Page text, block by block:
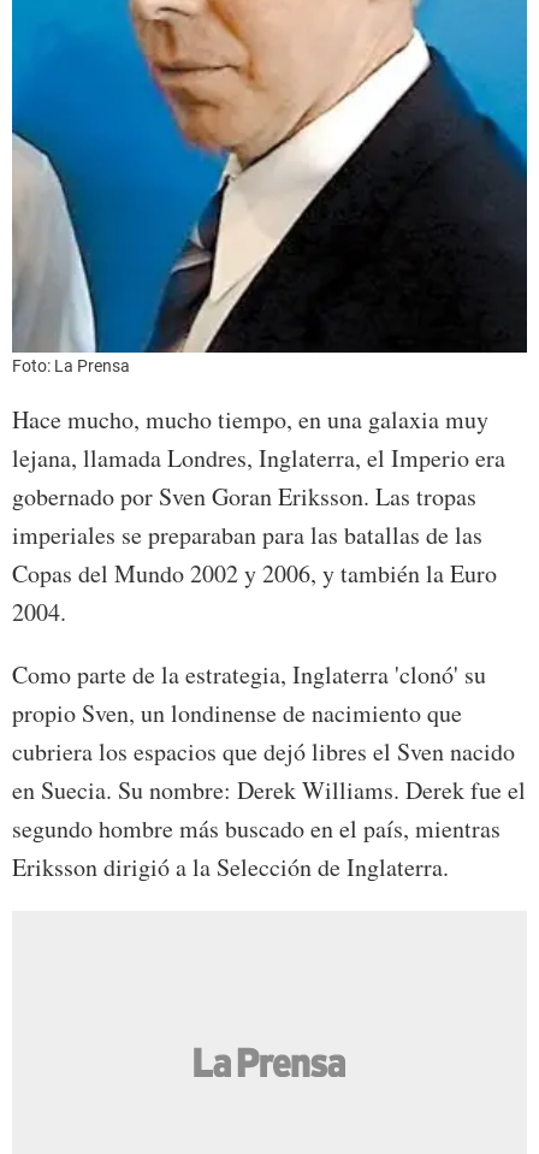
Foto: La Prensa
Hace mucho, mucho tiempo, en una galaxia muy
lejana, llamada Londres, Inglaterra, el Imperio era
gobernado por Sven Goran Eriksson. Las tropas
imperiales se preparaban para las batallas de las
Copas del Mundo 2002 y 2006, y también la Euro
2004.
Como parte de la estrategia, Inglaterra 'clonó' su
propio Sven, un londinense de nacimiento que
cubriera los espacios que dejó libres el Sven nacido
en Suecia. Su nombre: Derek Williams. Derek fue el
segundo hombre más buscado en el país, mientras
Eriksson dirigió a la Selección de Inglaterra.